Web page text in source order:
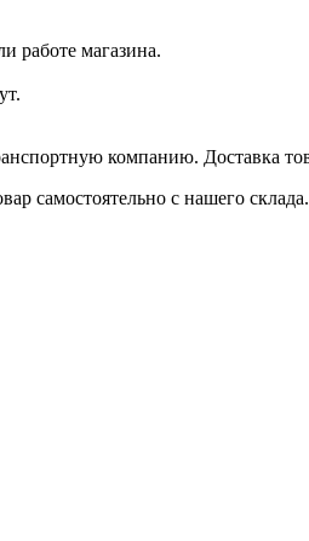
работе магазина.
компанию. Доставка
самостоятельно с нашего